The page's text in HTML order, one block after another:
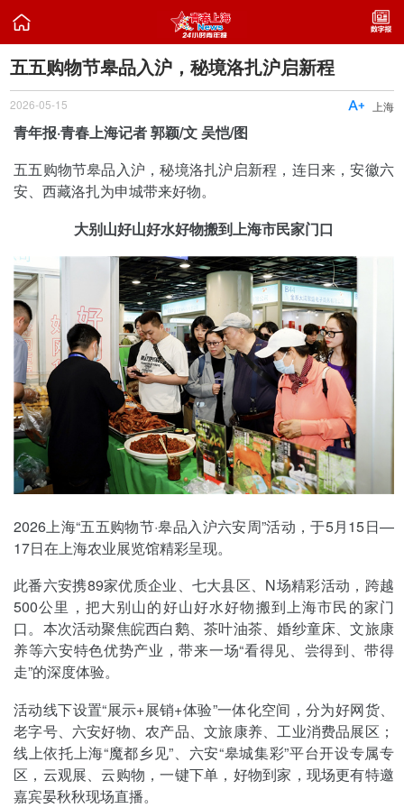

五五购物节皋品入沪，秘境洛扎沪启新程
2026-05-15 上海

青年报·青春上海记者 郭颖/文 吴恺/图
五五购物节皋品入沪，秘境洛扎沪启新程，连日来，安徽六
安、西藏洛扎为申城带来好物。
大别山好山好水好物搬到上海市民家门口
2026上海“五五购物节·皋品入沪六安周”活动，于5月15日—
17日在上海农业展览馆精彩呈现。
此番六安携89家优质企业、七大县区、N场精彩活动，跨越
500公里，把大别山的好山好水好物搬到上海市民的家门
口。本次活动聚焦皖西白鹅、茶叶油茶、婚纱童床、文旅康
养等六安特色优势产业，带来一场“看得见、尝得到、带得
走”的深度体验。
活动线下设置“展示+展销+体验”一体化空间，分为好网货、
老字号、六安好物、农产品、文旅康养、工业消费品展区；
线上依托上海“魔都乡见”、六安“皋城集彩”平台开设专属专
区，云观展、云购物，一键下单，好物到家，现场更有特邀
嘉宾晏秋秋现场直播。